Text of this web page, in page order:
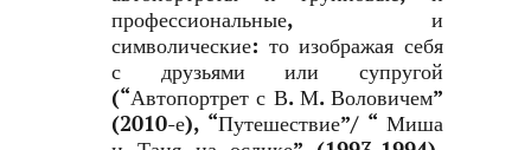
профессиональные, и
символические: то изображая себя
с друзьями или супругой
(“Автопортрет с В. М. Воловичем”
(2010-е), “Путешествие”/ “ Миша